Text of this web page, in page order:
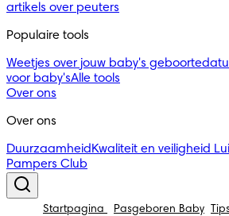
artikels over peuters
Populaire tools
Weetjes over jouw baby's
voor baby'sAlle tools
Over ons
Over ons
Duurzaamheid Kwaliteit en veiligheid
Pampers Club
Startpagina Pasgeboren Baby